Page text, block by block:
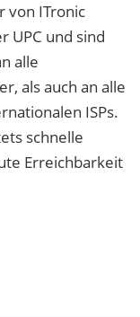
von ITronic
UPC und sind
alle
als auch an alle
ISPs.
schnelle
Erreichbarkeit